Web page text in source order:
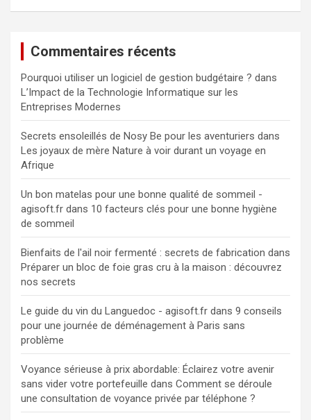
Commentaires récents
Pourquoi utiliser un logiciel de gestion budgétaire ? dans
L’Impact de la Technologie Informatique sur les
Entreprises Modernes
Secrets ensoleillés de Nosy Be pour les aventuriers dans
Les joyaux de mère Nature à voir durant un voyage en
Afrique
Un bon matelas pour une bonne qualité de sommeil -
agisoft.fr dans 10 facteurs clés pour une bonne hygiène
de sommeil
Bienfaits de l'ail noir fermenté : secrets de fabrication dans
Préparer un bloc de foie gras cru à la maison : découvrez
nos secrets
Le guide du vin du Languedoc - agisoft.fr dans 9 conseils
pour une journée de déménagement à Paris sans
problème
Voyance sérieuse à prix abordable: Éclairez votre avenir
sans vider votre portefeuille dans Comment se déroule
une consultation de voyance privée par téléphone ?